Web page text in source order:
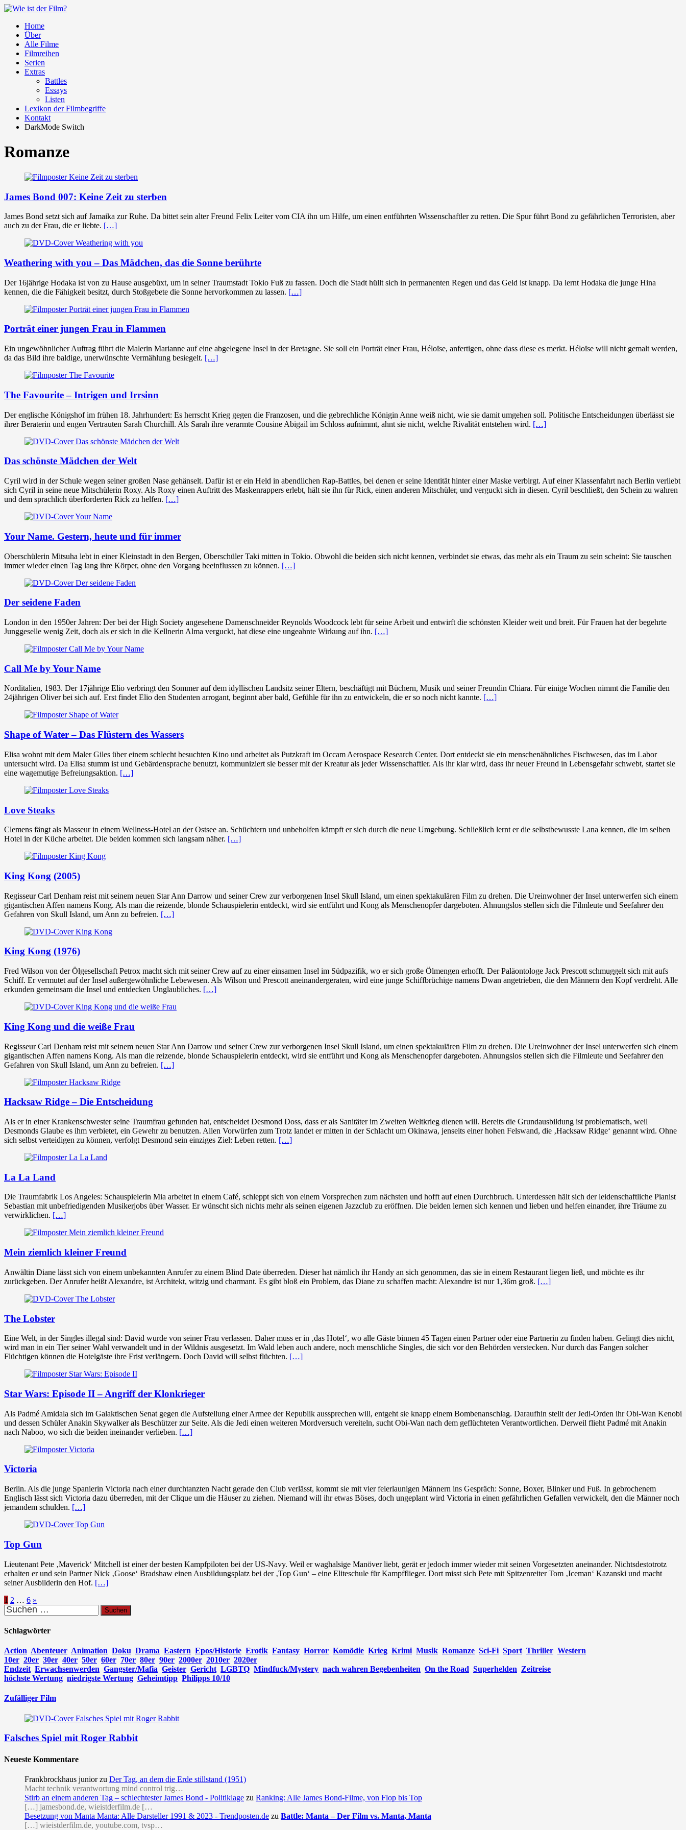
Home
Über
Alle Filme
Filmreihen
Serien
Extras
Battles
Essays
Listen
Lexikon der Filmbegriffe
Kontakt
DarkMode Switch
Romanze
James Bond 007: Keine Zeit zu sterben
James Bond setzt sich auf Jamaika zur Ruhe. Da bittet sein alter Freund Felix Leiter vom CIA ihn um Hilfe, um einen entführten Wissenschaftler zu retten. Die Spur führt Bond zu gefährlichen Terroristen, aber
auch zu der Frau, die er liebte. […]
Weathering with you – Das Mädchen, das die Sonne berührte
Der 16jährige Hodaka ist von zu Hause ausgebüxt, um in seiner Traumstadt Tokio Fuß zu fassen. Doch die Stadt hüllt sich in permanenten Regen und das Geld ist knapp. Da lernt Hodaka die junge Hina
kennen, die die Fähigkeit besitzt, durch Stoßgebete die Sonne hervorkommen zu lassen. […]
Porträt einer jungen Frau in Flammen
Ein ungewöhnlicher Auftrag führt die Malerin Marianne auf eine abgelegene Insel in der Bretagne. Sie soll ein Porträt einer Frau, Héloïse, anfertigen, ohne dass diese es merkt. Héloïse will nicht gemalt werden,
da das Bild ihre baldige, unerwünschte Vermählung besiegelt. […]
The Favourite – Intrigen und Irrsinn
Der englische Königshof im frühen 18. Jahrhundert: Es herrscht Krieg gegen die Franzosen, und die gebrechliche Königin Anne weiß nicht, wie sie damit umgehen soll. Politische Entscheidungen überlässt sie
ihrer Beraterin und engen Vertrauten Sarah Churchill. Als Sarah ihre verarmte Cousine Abigail im Schloss aufnimmt, ahnt sie nicht, welche Rivalität entstehen wird. […]
Das schönste Mädchen der Welt
Cyril wird in der Schule wegen seiner großen Nase gehänselt. Dafür ist er ein Held in abendlichen Rap-Battles, bei denen er seine Identität hinter einer Maske verbirgt. Auf einer Klassenfahrt nach Berlin verliebt
sich Cyril in seine neue Mitschülerin Roxy. Als Roxy einen Auftritt des Maskenrappers erlebt, hält sie ihn für Rick, einen anderen Mitschüler, und verguckt sich in diesen. Cyril beschließt, den Schein zu wahren
und dem sprachlich überforderten Rick zu helfen. […]
Your Name. Gestern, heute und für immer
Oberschülerin Mitsuha lebt in einer Kleinstadt in den Bergen, Oberschüler Taki mitten in Tokio. Obwohl die beiden sich nicht kennen, verbindet sie etwas, das mehr als ein Traum zu sein scheint: Sie tauschen
immer wieder einen Tag lang ihre Körper, ohne den Vorgang beeinflussen zu können. […]
Der seidene Faden
London in den 1950er Jahren: Der bei der High Society angesehene Damenschneider Reynolds Woodcock lebt für seine Arbeit und entwirft die schönsten Kleider weit und breit. Für Frauen hat der begehrte
Junggeselle wenig Zeit, doch als er sich in die Kellnerin Alma verguckt, hat diese eine ungeahnte Wirkung auf ihn. […]
Call Me by Your Name
Norditalien, 1983. Der 17jährige Elio verbringt den Sommer auf dem idyllischen Landsitz seiner Eltern, beschäftigt mit Büchern, Musik und seiner Freundin Chiara. Für einige Wochen nimmt die Familie den
24jährigen Oliver bei sich auf. Erst findet Elio den Studenten arrogant, beginnt aber bald, Gefühle für ihn zu entwickeln, die er so noch nicht kannte. […]
Shape of Water – Das Flüstern des Wassers
Elisa wohnt mit dem Maler Giles über einem schlecht besuchten Kino und arbeitet als Putzkraft im Occam Aerospace Research Center. Dort entdeckt sie ein menschenähnliches Fischwesen, das im Labor
untersucht wird. Da Elisa stumm ist und Gebärdensprache benutzt, kommuniziert sie besser mit der Kreatur als jeder Wissenschaftler. Als ihr klar wird, dass ihr neuer Freund in Lebensgefahr schwebt, startet sie
eine wagemutige Befreiungsaktion. […]
Love Steaks
Clemens fängt als Masseur in einem Wellness-Hotel an der Ostsee an. Schüchtern und unbeholfen kämpft er sich durch die neue Umgebung. Schließlich lernt er die selbstbewusste Lana kennen, die im selben
Hotel in der Küche arbeitet. Die beiden kommen sich langsam näher. […]
King Kong (2005)
Regisseur Carl Denham reist mit seinem neuen Star Ann Darrow und seiner Crew zur verborgenen Insel Skull Island, um einen spektakulären Film zu drehen. Die Ureinwohner der Insel unterwerfen sich einem
gigantischen Affen namens Kong. Als man die reizende, blonde Schauspielerin entdeckt, wird sie entführt und Kong als Menschenopfer dargeboten. Ahnungslos stellen sich die Filmleute und Seefahrer den
Gefahren von Skull Island, um Ann zu befreien. […]
King Kong (1976)
Fred Wilson von der Ölgesellschaft Petrox macht sich mit seiner Crew auf zu einer einsamen Insel im Südpazifik, wo er sich große Ölmengen erhofft. Der Paläontologe Jack Prescott schmuggelt sich mit aufs
Schiff. Er vermutet auf der Insel außergewöhnliche Lebewesen. Als Wilson und Prescott aneinandergeraten, wird eine junge Schiffbrüchige namens Dwan angetrieben, die den Männern den Kopf verdreht. Alle
erkunden gemeinsam die Insel und entdecken Unglaubliches. […]
King Kong und die weiße Frau
Regisseur Carl Denham reist mit seinem neuen Star Ann Darrow und seiner Crew zur verborgenen Insel Skull Island, um einen spektakulären Film zu drehen. Die Ureinwohner der Insel unterwerfen sich einem
gigantischen Affen namens Kong. Als man die reizende, blonde Schauspielerin entdeckt, wird sie entführt und Kong als Menschenopfer dargeboten. Ahnungslos stellen sich die Filmleute und Seefahrer den
Gefahren von Skull Island, um Ann zu befreien. […]
Hacksaw Ridge – Die Entscheidung
Als er in einer Krankenschwester seine Traumfrau gefunden hat, entscheidet Desmond Doss, dass er als Sanitäter im Zweiten Weltkrieg dienen will. Bereits die Grundausbildung ist problematisch, weil
Desmonds Glaube es ihm verbietet, ein Gewehr zu benutzen. Allen Vorwürfen zum Trotz landet er mitten in der Schlacht um Okinawa, jenseits einer hohen Felswand, die ‚Hacksaw Ridge‘ genannt wird. Ohne
sich selbst verteidigen zu können, verfolgt Desmond sein einziges Ziel: Leben retten. […]
La La Land
Die Traumfabrik Los Angeles: Schauspielerin Mia arbeitet in einem Café, schleppt sich von einem Vorsprechen zum nächsten und hofft auf einen Durchbruch. Unterdessen hält sich der leidenschaftliche Pianist
Sebastian mit unbefriedigenden Musikerjobs über Wasser. Er wünscht sich nichts mehr als seinen eigenen Jazzclub zu eröffnen. Die beiden lernen sich kennen und lieben und helfen einander, ihre Träume zu
verwirklichen. […]
Mein ziemlich kleiner Freund
Anwältin Diane lässt sich von einem unbekannten Anrufer zu einem Blind Date überreden. Dieser hat nämlich ihr Handy an sich genommen, das sie in einem Restaurant liegen ließ, und möchte es ihr
zurückgeben. Der Anrufer heißt Alexandre, ist Architekt, witzig und charmant. Es gibt bloß ein Problem, das Diane zu schaffen macht: Alexandre ist nur 1,36m groß. […]
The Lobster
Eine Welt, in der Singles illegal sind: David wurde von seiner Frau verlassen. Daher muss er in ‚das Hotel‘, wo alle Gäste binnen 45 Tagen einen Partner oder eine Partnerin zu finden haben. Gelingt dies nicht,
wird man in ein Tier seiner Wahl verwandelt und in der Wildnis ausgesetzt. Im Wald leben auch andere, noch menschliche Singles, die sich vor den Behörden verstecken. Nur durch das Fangen solcher
Flüchtigen können die Hotelgäste ihre Frist verlängern. Doch David will selbst flüchten. […]
Star Wars: Episode II – Angriff der Klonkrieger
Als Padmé Amidala sich im Galaktischen Senat gegen die Aufstellung einer Armee der Republik aussprechen will, entgeht sie knapp einem Bombenanschlag. Daraufhin stellt der Jedi-Orden ihr Obi-Wan Kenobi
und dessen Schüler Anakin Skywalker als Beschützer zur Seite. Als die Jedi einen weiteren Mordversuch vereiteln, sucht Obi-Wan nach dem geflüchteten Verantwortlichen. Derweil flieht Padmé mit Anakin
nach Naboo, wo sich die beiden ineinander verlieben. […]
Victoria
Berlin. Als die junge Spanierin Victoria nach einer durchtanzten Nacht gerade den Club verlässt, kommt sie mit vier feierlaunigen Männern ins Gespräch: Sonne, Boxer, Blinker und Fuß. In gebrochenem
Englisch lässt sich Victoria dazu überreden, mit der Clique um die Häuser zu ziehen. Niemand will ihr etwas Böses, doch ungeplant wird Victoria in einen gefährlichen Gefallen verwickelt, den die Männer noch
jemandem schulden. […]
Top Gun
Lieutenant Pete ‚Maverick‘ Mitchell ist einer der besten Kampfpiloten bei der US-Navy. Weil er waghalsige Manöver liebt, gerät er jedoch immer wieder mit seinen Vorgesetzten aneinander. Nichtsdestotrotz
erhalten er und sein Partner Nick ‚Goose‘ Bradshaw einen Ausbildungsplatz bei der ‚Top Gun‘ – eine Eliteschule für Kampfflieger. Dort misst sich Pete mit Spitzenreiter Tom ‚Iceman‘ Kazanski und macht
seiner Ausbilderin den Hof. […]
Seitennummerierung
der
Beiträge
1 2 … 6 »
Suchen
nach:
Schlagwörter
Action Abenteuer Animation Doku Drama Eastern Epos/Historie Erotik Fantasy Horror Komödie Krieg Krimi Musik Romanze Sci-Fi Sport Thriller Western
10er 20er 30er 40er 50er 60er 70er 80er 90er 2000er 2010er 2020er
Endzeit Erwachsenwerden Gangster/Mafia Geister Gericht LGBTQ Mindfuck/Mystery nach wahren Begebenheiten On the Road Superhelden Zeitreise
höchste Wertung niedrigste Wertung Geheimtipp Philipps 10/10
Zufälliger Film
Falsches Spiel mit Roger Rabbit
Neueste Kommentare
Frankbrockhaus junior zu Der Tag, an dem die Erde stillstand (1951)
Macht technik verantwortung mind control trig…
Stirb an einem anderen Tag – schlechtester James Bond - Politiklage zu Ranking: Alle James Bond-Filme, von Flop bis Top
[…] jamesbond.de, wieistderfilm.de […
Besetzung von Manta Manta: Alle Darsteller 1991 & 2023 - Trendposten.de zu Battle: Manta – Der Film vs. Manta, Manta
[…] wieistderfilm.de, youtube.com, tvsp…